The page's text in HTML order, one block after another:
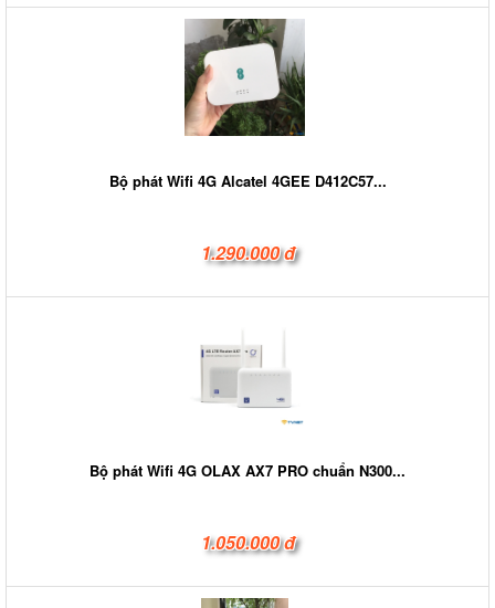
Bộ phát Wifi 4G Alcatel 4GEE D412C57...
1.290.000 đ
Bộ phát Wifi 4G OLAX AX7 PRO chuẩn N300...
1.050.000 đ